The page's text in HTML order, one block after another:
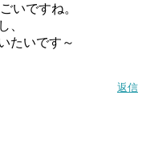
いですね。
、
たいです～
返信